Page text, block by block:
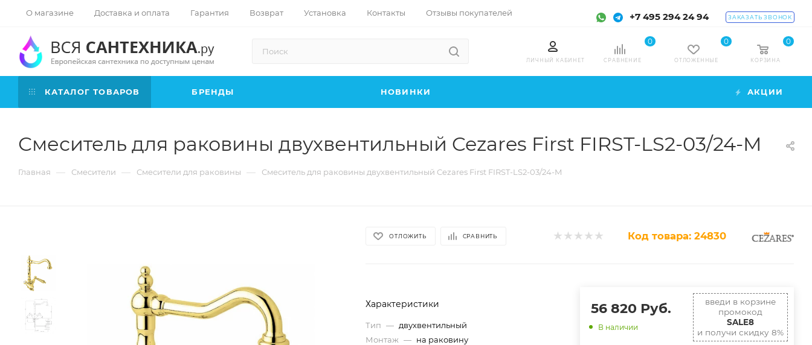
О магазине Доставка и оплата Гарантия Возврат Установка Контакты Отзывы покупателей +7 495 294 24 94 ЗАКАЗАТЬ ЗВОНОК
ЛИЧНЫЙ КАБИНЕТ СРАВНЕНИЕ
0
ОТЛОЖЕННЫЕ
0
КОРЗИНА
0
КАТАЛОГ ТОВАРОВ БРЕНДЫ НОВИНКИ АКЦИИ
Смеситель для раковины двухвентильный Cezares First FIRST-LS2-03/24-M
Главная — Смесители — Смесители для раковины — Смеситель для раковины двухвентильный Cezares First FIRST-LS2-03/24-M
ОТЛОЖИТЬ СРАВНИТЬ Код товара: 24830
Характеристики
Тип — двухвентильный
Монтаж — на раковину
56 820 Руб.
В наличии
введи в корзине
промокод
SALE8
и получи скидку 8%